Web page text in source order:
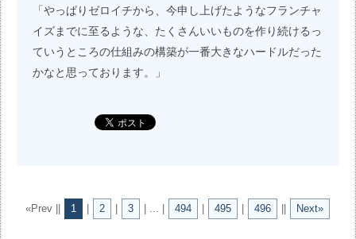
「やっぱりゼロイチから、今申し上げたようなフランチャ
イズまでに至るような、たくさんいいものを作り続けるっ
ていうところの仕組みの構築が一番大きなハードルだった
かなと思っております。」
«Prev || 1 2 3 | ... | 494 495 496 Next»